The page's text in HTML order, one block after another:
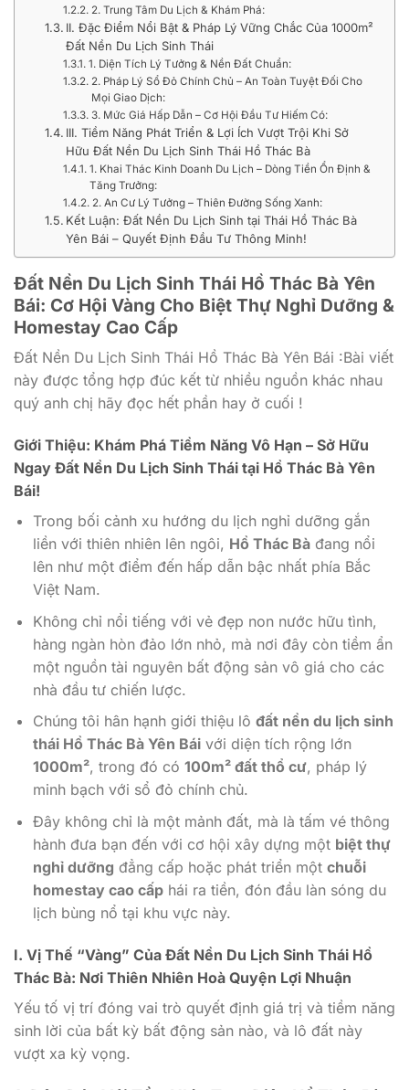
2. Trung Tâm Du Lịch & Khám Phá:
II. Đặc Điểm Nổi Bật & Pháp Lý Vững Chắc Của 1000m²
Đất Nền Du Lịch Sinh Thái
1. Diện Tích Lý Tưởng & Nền Đất Chuẩn:
2. Pháp Lý Sổ Đỏ Chính Chủ – An Toàn Tuyệt Đối Cho
Mọi Giao Dịch:
3. Mức Giá Hấp Dẫn – Cơ Hội Đầu Tư Hiếm Có:
III. Tiềm Năng Phát Triển & Lợi Ích Vượt Trội Khi Sở
Hữu Đất Nền Du Lịch Sinh Thái Hồ Thác Bà
1. Khai Thác Kinh Doanh Du Lịch – Dòng Tiền Ổn Định &
Tăng Trưởng:
2. An Cư Lý Tưởng – Thiên Đường Sống Xanh:
Kết Luận: Đất Nền Du Lịch Sinh tại Thái Hồ Thác Bà
Yên Bái – Quyết Định Đầu Tư Thông Minh!
Đất Nền Du Lịch Sinh Thái Hồ Thác Bà Yên
Bái: Cơ Hội Vàng Cho Biệt Thự Nghỉ Dưỡng &
Homestay Cao Cấp
Đất Nền Du Lịch Sinh Thái Hồ Thác Bà Yên Bái :Bài viết
này được tổng hợp đúc kết từ nhiều nguồn khác nhau
quý anh chị hãy đọc hết phần hay ở cuối !
Giới Thiệu: Khám Phá Tiềm Năng Vô Hạn – Sở Hữu
Ngay Đất Nền Du Lịch Sinh Thái tại Hồ Thác Bà Yên
Bái!
Trong bối cảnh xu hướng du lịch nghỉ dưỡng gắn
liền với thiên nhiên lên ngôi, Hồ Thác Bàđang nổi
lên như một điểm đến hấp dẫn bậc nhất phía Bắc
Việt Nam.
Không chỉ nổi tiếng với vẻ đẹp non nước hữu tình,
hàng ngàn hòn đảo lớn nhỏ, mà nơi đây còn tiềm ẩn
một nguồn tài nguyên bất động sản vô giá cho các
nhà đầu tư chiến lược.
Chúng tôi hân hạnh giới thiệu lô đất nền du lịch sinh
thái Hồ Thác Bà Yên Báivới diện tích rộng lớn
1000m², trong đó có 100m² đất thổ cư, pháp lý
minh bạch với sổ đỏ chính chủ.
Đây không chỉ là một mảnh đất, mà là tấm vé thông
hành đưa bạn đến với cơ hội xây dựng một biệt thự
nghỉ dưỡng đẳng cấp hoặc phát triển một chuỗi
homestay cao cấphái ra tiền, đón đầu làn sóng du
lịch bùng nổ tại khu vực này.
I. Vị Thế “Vàng” Của Đất Nền Du Lịch Sinh Thái Hồ
Thác Bà: Nơi Thiên Nhiên Hoà Quyện Lợi Nhuận
Yếu tố vị trí đóng vai trò quyết định giá trị và tiềm năng
sinh lời của bất kỳ bất động sản nào, và lô đất này
vượt xa kỳ vọng.